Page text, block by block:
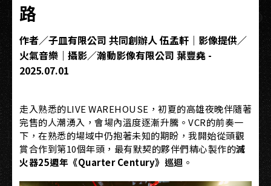
路
作者／子皿有限公司 共同創辦人 伍孟軒｜影像提供／
火氣音樂｜攝影／瀚動影像有限公司 葉豐堯 -
2025.07.01
走入熟悉的LIVE WAREHOUSE，初夏的高雄夜晚伴隨著
完售的人潮湧入，會場內溫度逐漸升騰。VCR的前奏一
下，在熟悉的場域中仍抱著未知的期盼，我開始從頭觀
賞合作到第10個年頭，最有默契的夥伴們精心製作的滅
火器25週年《Quarter Century》巡迴 。